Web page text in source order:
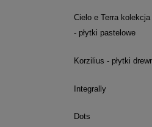
Cielo e Terra
- płytki pastelowe
Korzilius - płytki
Integrally
Dots